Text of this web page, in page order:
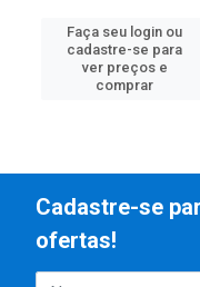
Faça seu login ou
cadastre-se para
ver preços e
comprar
Cadastre-se
ofertas!